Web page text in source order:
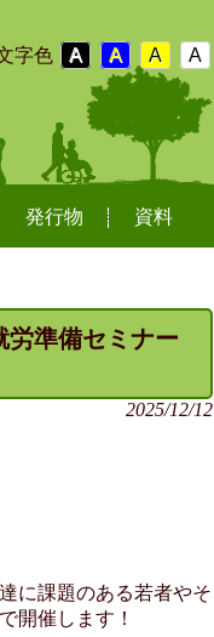
字色 A A A A
発行物 資料
労準備セミナー
2025/12/12
に課題のある若者やそ
開催します！